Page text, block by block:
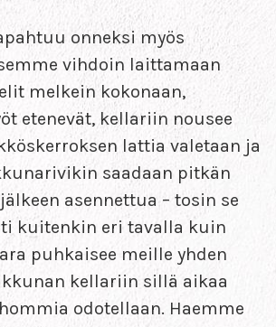
onneksi myös
vihdoin laittamaan
melkein kokonaan,
etenevät, kellariin nousee
lattia valetaan ja
saadaan pitkän
asennettua – tosin se
kuitenkin eri tavalla kuin
puhkaisee meille yhden
kellariin sillä aikaa
odotellaan. Haemme